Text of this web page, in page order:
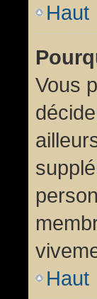
Haut
Vous
Haut